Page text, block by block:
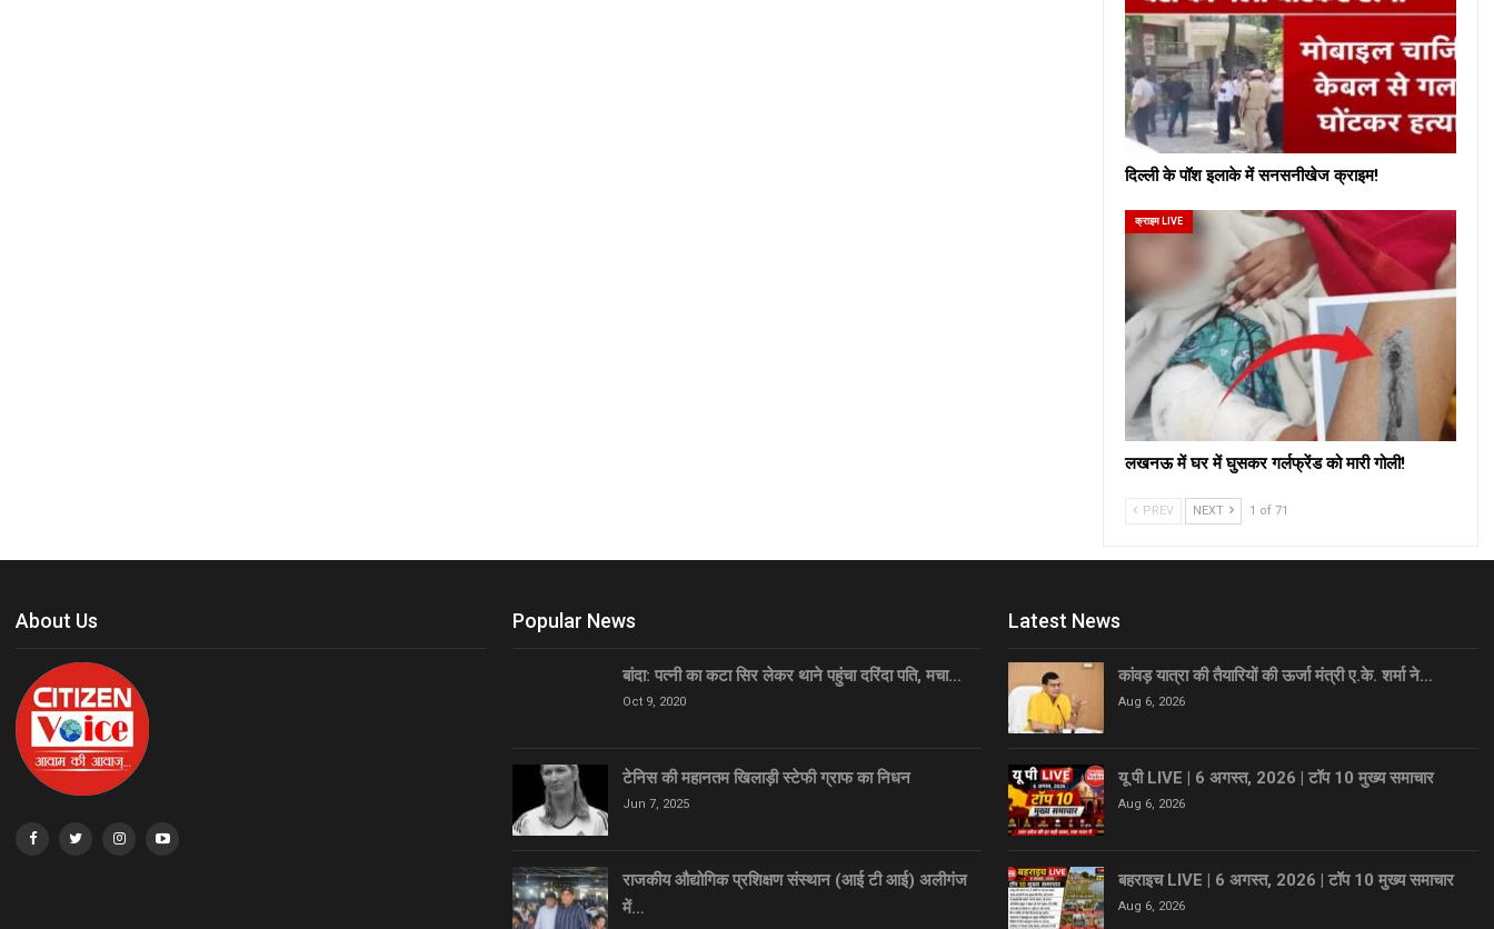
दिल्ली के पॉश इलाके में सनसनीखेज क्राइम!
क्राइम LIVE
लखनऊ में घर में घुसकर गर्लफ्रेंड को मारी गोली!
PREV NEXT 1 of 71
About Us Popular News
बांदा: पत्नी का कटा सिर लेकर थाने पहुंचा दरिंदा पति, मचा…
Oct 9, 2020
टेनिस की महानतम खिलाड़ी स्टेफी ग्राफ का निधन
Jun 7, 2025
राजकीय औद्योगिक प्रशिक्षण संस्थान (आई टी आई) अलीगंज
में…
Latest News
कांवड़ यात्रा की तैयारियों की ऊर्जा मंत्री ए.के. शर्मा ने…
Aug 6, 2026
यू पी LIVE | 6 अगस्त, 2026 | टॉप 10 मुख्य समाचार
Aug 6, 2026
बहराइच LIVE | 6 अगस्त, 2026 | टॉप 10 मुख्य समाचार
Aug 6, 2026